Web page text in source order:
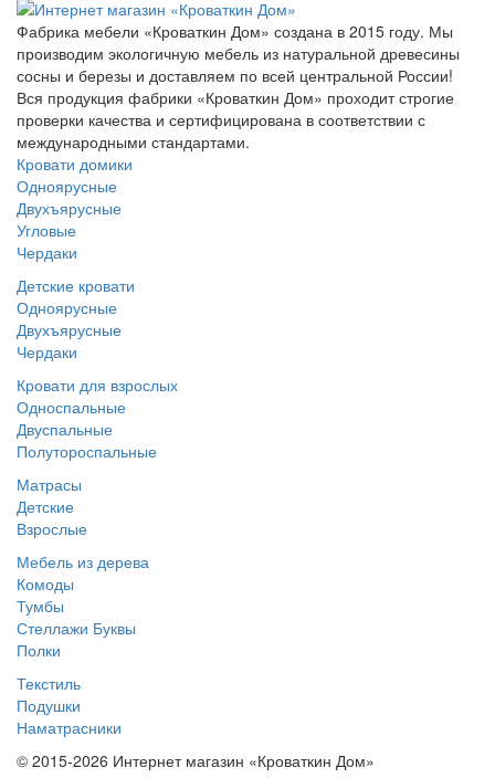
Фабрика мебели «Кроваткин Дом» создана в 2015 году. Мы
производим экологичную мебель из натуральной древесины
сосны и березы и доставляем по всей центральной России!
Вся продукция фабрики «Кроваткин Дом» проходит строгие
проверки качества и сертифицирована в соответствии с
международными стандартами.
Кровати домики
Одноярусные
Двухъярусные
Угловые
Чердаки
Детские кровати
Одноярусные
Двухъярусные
Чердаки
Кровати для взрослых
Односпальные
Двуспальные
Полутороспальные
Матрасы
Детские
Взрослые
Мебель из дерева
Комоды
Тумбы
Стеллажи Буквы
Полки
Текстиль
Подушки
Наматрасники
© 2015-2026 Интернет магазин «Кроваткин Дом»